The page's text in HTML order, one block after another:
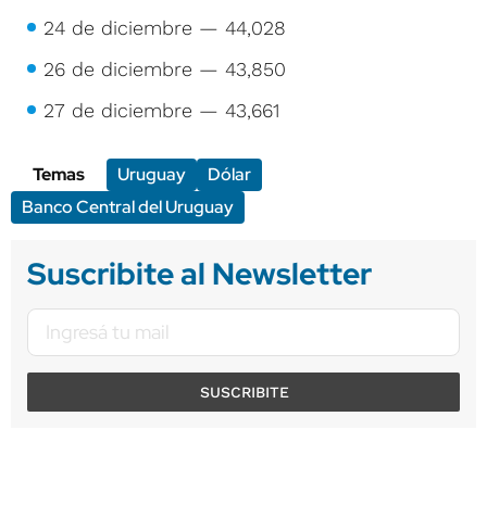
24 de diciembre — 44,028
26 de diciembre — 43,850
27 de diciembre — 43,661
Temas Uruguay
Dólar
Banco Central del Uruguay
Suscribite al Newsletter
SUSCRIBITE